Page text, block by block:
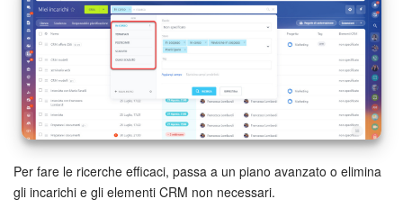
Prenotazione online
Contact Center
Sales Center
Analisi CRM
Per fare le ricerche efficaci, passa a un piano avanzato o elimina
gli incarichi e gli elementi CRM non necessari.